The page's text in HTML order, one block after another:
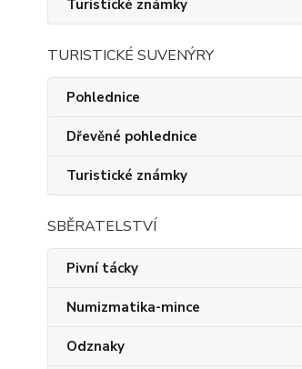
Turistické známky
TURISTICKÉ SUVENÝRY
Pohlednice
Dřevěné pohlednice
Turistické známky
SBĚRATELSTVÍ
Pivní tácky
Numizmatika-mince
Odznaky